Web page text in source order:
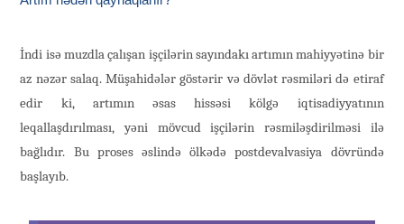
İndi isə muzdla çalışan işçilərin sayındakı artımın mahiyyətinə bir
az nəzər salaq. Müşahidələr göstərir və dövlət rəsmiləri də etiraf
edir ki, artımın əsas hissəsi kölgə iqtisadiyyatının
leqallaşdırılması, yəni mövcud işçilərin rəsmiləşdirilməsi ilə
bağlıdır. Bu proses əslində ölkədə postdevalvasiya dövründə
başlayıb.